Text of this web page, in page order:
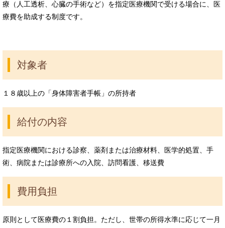
療（人工透析、心臓の手術など）を指定医療機関で受ける場合に、医
療費を助成する制度です。
対象者
１８歳以上の「身体障害者手帳」の所持者
給付の内容
指定医療機関における診察、薬剤または治療材料、医学的処置、手
術、病院または診療所への入院、訪問看護、移送費
費用負担
原則として医療費の１割負担。ただし、世帯の所得水準に応じて一月